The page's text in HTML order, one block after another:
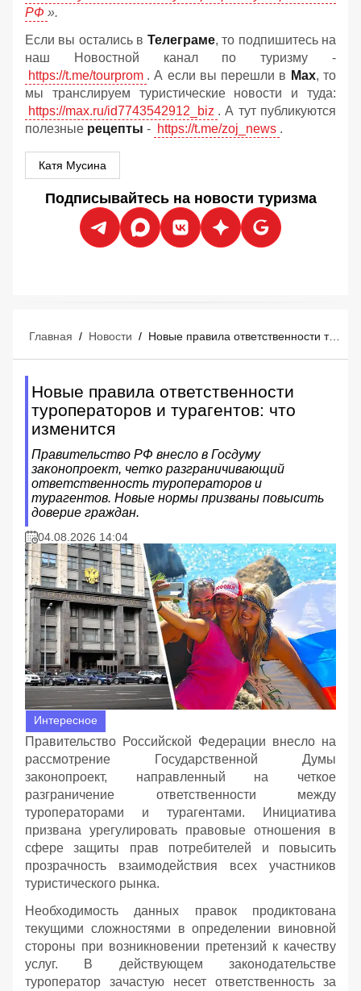
РФ ».
Если вы остались в Телеграме, то подпишитесь на
наш Новостной канал по туризму -
https://t.me/tourprom . А если вы перешли в Мах, то
мы транслируем туристические новости и туда:
https://max.ru/id7743542912_biz . А тут публикуются
полезные рецепты - https://t.me/zoj_news .
Катя Мусина
Подписывайтесь на новости туризма
Главная / Новости / Новые правила ответственности туроператоров и турагентов: что изменится
Новые правила ответственности
туроператоров и турагентов: что
изменится
Правительство РФ внесло в Госдуму
законопроект, четко разграничивающий
ответственность туроператоров и
турагентов. Новые нормы призваны повысить
доверие граждан.
04.08.2026 14:04
Интересное
Правительство Российской Федерации внесло на
рассмотрение Государственной Думы
законопроект, направленный на четкое
разграничение ответственности между
туроператорами и турагентами. Инициатива
призвана урегулировать правовые отношения в
сфере защиты прав потребителей и повысить
прозрачность взаимодействия всех участников
туристического рынка.
Необходимость данных правок продиктована
текущими сложностями в определении виновной
стороны при возникновении претензий к качеству
услуг. В действующем законодательстве
туроператор зачастую несет ответственность за